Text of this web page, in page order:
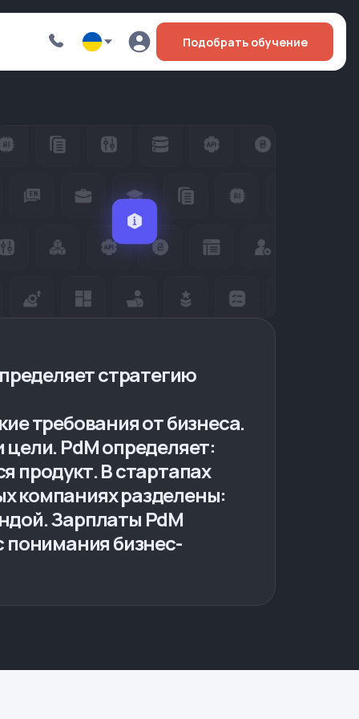
Подобрать обучение
стратегию
требования от бизнеса.
PdM определяет:
продукт. В стартапах
компаниях разделены:
Зарплаты PdM
понимания бизнес-